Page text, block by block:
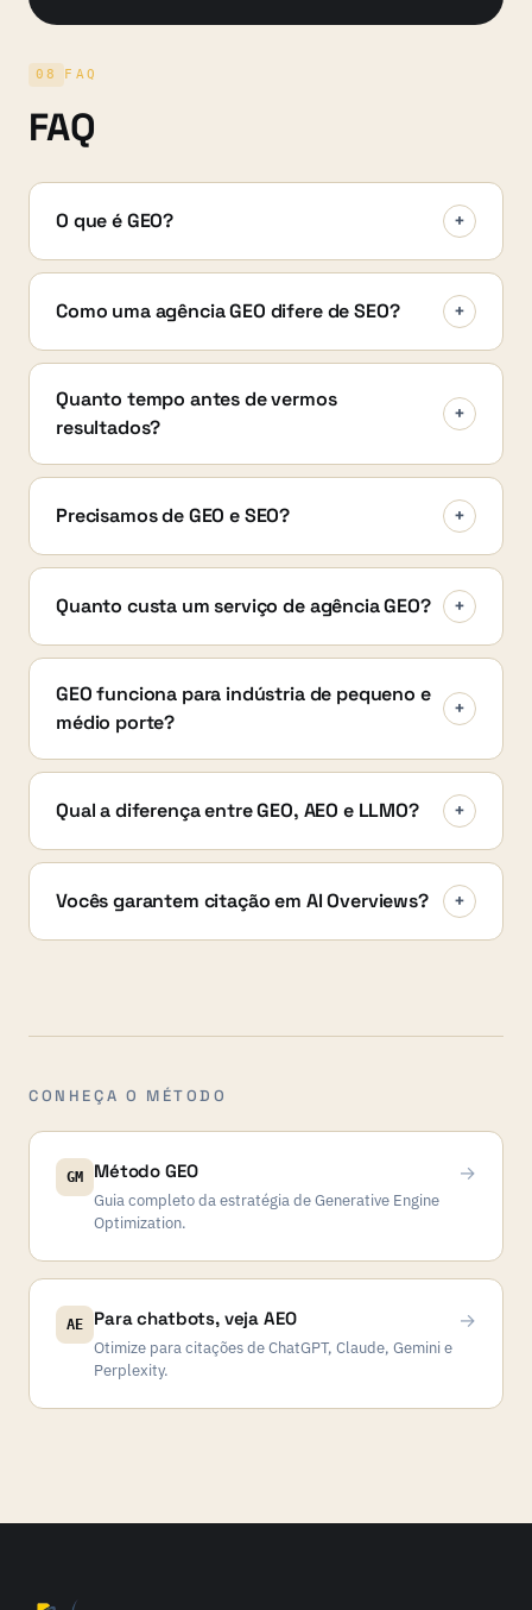
08 FAQ
FAQ
O que é GEO? +
Como uma agência GEO difere de SEO? +
Quanto tempo antes de vermos
resultados?
+
Precisamos de GEO e SEO? +
Quanto custa um serviço de agência GEO? +
GEO funciona para indústria de pequeno e
médio porte?
+
Qual a diferença entre GEO, AEO e LLMO? +
Vocês garantem citação em AI Overviews? +
CONHEÇA O MÉTODO
GM Método GEO
Guia completo da estratégia de Generative Engine
Optimization.
→
AE Para chatbots, veja AEO
Otimize para citações de ChatGPT, Claude, Gemini e
Perplexity.
→